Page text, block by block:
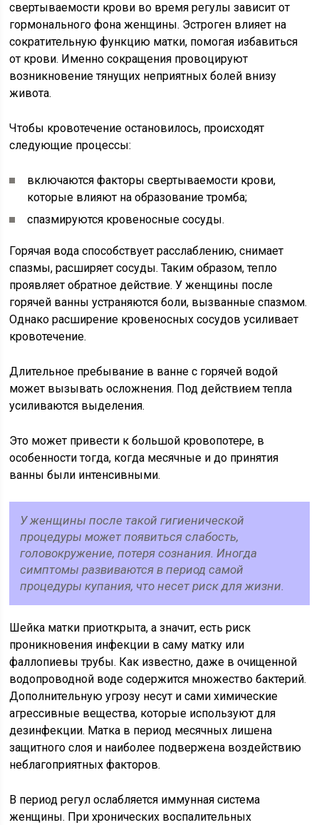
свертываемости крови во время регулы зависит от
гормонального фона женщины. Эстроген влияет на
сократительную функцию матки, помогая избавиться
от крови. Именно сокращения провоцируют
возникновение тянущих неприятных болей внизу
живота.
Чтобы кровотечение остановилось, происходят
следующие процессы:
включаются факторы свертываемости крови,
которые влияют на образование тромба;
спазмируются кровеносные сосуды.
Горячая вода способствует расслаблению, снимает
спазмы, расширяет сосуды. Таким образом, тепло
проявляет обратное действие. У женщины после
горячей ванны устраняются боли, вызванные спазмом.
Однако расширение кровеносных сосудов усиливает
кровотечение.
Длительное пребывание в ванне с горячей водой
может вызывать осложнения. Под действием тепла
усиливаются выделения.
Это может привести к большой кровопотере, в
особенности тогда, когда месячные и до принятия
ванны были интенсивными.
У женщины после такой гигиенической
процедуры может появиться слабость,
головокружение, потеря сознания. Иногда
симптомы развиваются в период самой
процедуры купания, что несет риск для жизни.
Шейка матки приоткрыта, а значит, есть риск
проникновения инфекции в саму матку или
фаллопиевы трубы. Как известно, даже в очищенной
водопроводной воде содержится множество бактерий.
Дополнительную угрозу несут и сами химические
агрессивные вещества, которые используют для
дезинфекции. Матка в период месячных лишена
защитного слоя и наиболее подвержена воздействию
неблагоприятных факторов.
В период регул ослабляется иммунная система
женщины. При хронических воспалительных